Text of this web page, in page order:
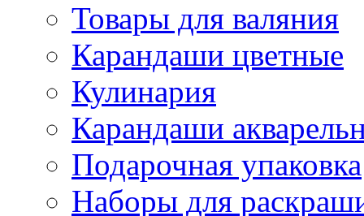
Товары для валяния
Карандаши цветные
Кулинария
Карандаши
Подарочная упаковка
Наборы для